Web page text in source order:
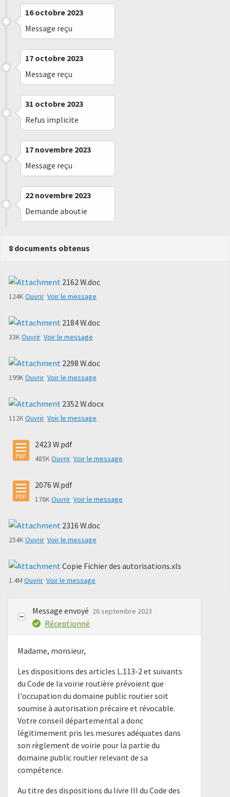
16 octobre 2023
Message reçu
17 octobre 2023
Message reçu
31 octobre 2023
Refus implicite
17 novembre 2023
Message reçu
22 novembre 2023
Demande aboutie
8 documents obtenus
2162 W.doc
124KOuvrir Voir le message
2184 W.doc
33KOuvrir Voir le message
2298 W.doc
199KOuvrir Voir le message
2352 W.docx
112KOuvrir Voir le message
2423 W.pdf
485KOuvrir Voir le message
2076 W.pdf
176KOuvrir Voir le message
2316 W.doc
254KOuvrir Voir le message
Copie Fichier des autorisations.xls
1.4M Ouvrir Voir le message
Message envoyé 26 septembre 2023
Réceptionné
Madame, monsieur,
Les dispositions des articles L.113-2 et suivants
du Code de la voirie routière prévoient que
l'occupation du domaine public routier soit
soumise à autorisation précaire et révocable.
Votre conseil départemental a donc
légitimement pris les mesures adéquates dans
son règlement de voirie pour la partie du
domaine public routier relevant de sa
compétence.
Au titre des dispositions du livre III du Code des